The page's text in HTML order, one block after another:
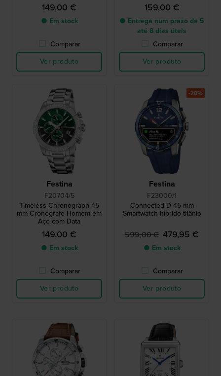
149,00 €
● Em stock
Comparar
Ver produto
159,00 €
● Entrega num prazo de 5
até 8 dias úteis
Comparar
Ver produto
Festina
F20704/5
Timeless Chronograph 45
mm Cronógrafo Homem em
Aço com Data
149,00 €
● Em stock
Comparar
Ver produto
Festina
F23000/1
Connected D 45 mm
Smartwatch híbrido titânio
599,00 € 479,95 €
● Em stock
Comparar
Ver produto
-20%